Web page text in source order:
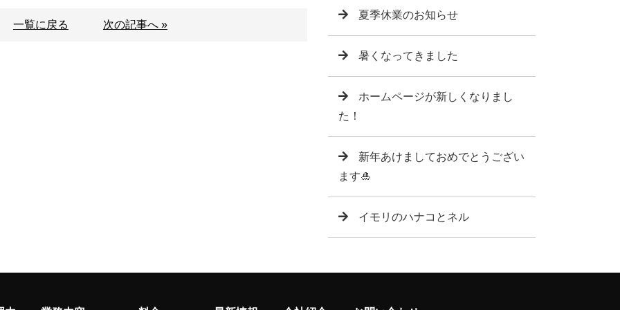
一覧に戻る 次の記事へ »
夏季休業のお知らせ
暑くなってきました
ホームページが新しくなりまし
た！
新年あけましておめでとうござい
ます🎍
イモリのハナコとネル